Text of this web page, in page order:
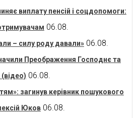
виплату пенсій і соцдопомоги:
06.08.
– силу роду давали» 06.08.
Преображення Господнє та
06.08.
загинув керівник пошукового
Юков 06.08.